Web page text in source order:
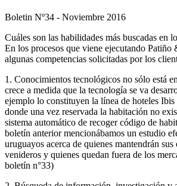
Boletin Nº34 - Noviembre 2016
Cuáles son las habilidades más buscadas en
En los procesos que viene ejecutando Patiño
algunas competencias solicitadas por los
1. Conocimientos tecnológicos no sólo está
crece a medida que la tecnología se va
ejemplo lo constituyen la línea de hoteles
donde una vez reservada la habitación no
sistema automático de recoger código de
boletín anterior mencionábamos un estudio
uruguayos acerca de quienes mantendrán sus
venideros y quienes quedan fuera de los
boletín n°33)